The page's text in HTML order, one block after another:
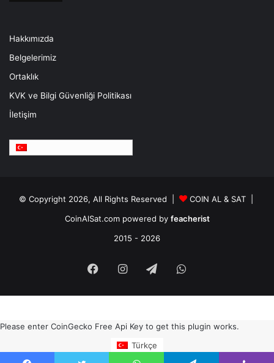
Hakkımızda
Belgelerimiz
Ortaklık
KVK ve Bilgi Güvenliği Politikası
İletişim
© Copyright 2026, All Rights Reserved |
COIN AL & SAT |
CoinAlSat.com powered by feacherist
2015 - 2026
FacebookInstagram
TelegramWhatsApp
Please enter CoinGecko Free Api Key to get this plugin works.
Türkçe